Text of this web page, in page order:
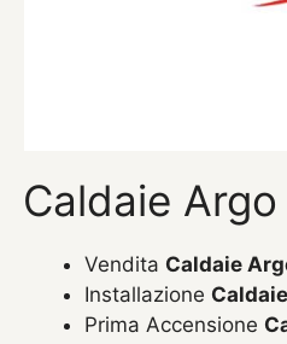
Caldaie Argo
Vendita Caldaie
Installazione
Prima Accensione